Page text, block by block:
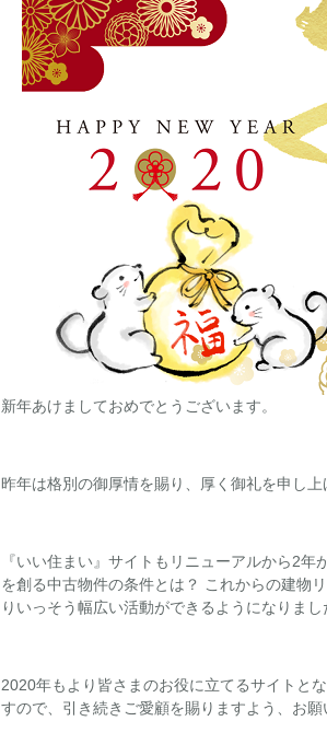
新年あけましておめでとうございます。
昨年は格別の御厚情を賜り、厚く御礼を申し上
『いい住まい』サイトもリニューアルから2
を創る中古物件の条件とは？ これからの建物
りいっそう幅広い活動ができるようになりまし
2020年もより皆さまのお役に立てるサイトと
すので、引き続きご愛顧を賜りますよう、お願